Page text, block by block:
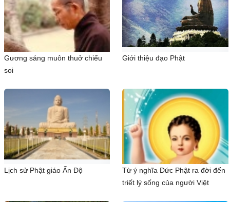
Gương sáng muôn thuở chiếu
soi
Giới thiệu đạo Phật
Lịch sử Phật giáo Ấn Độ
Từ ý nghĩa Đức Phật ra đời đến
triết lý sống của người Việt